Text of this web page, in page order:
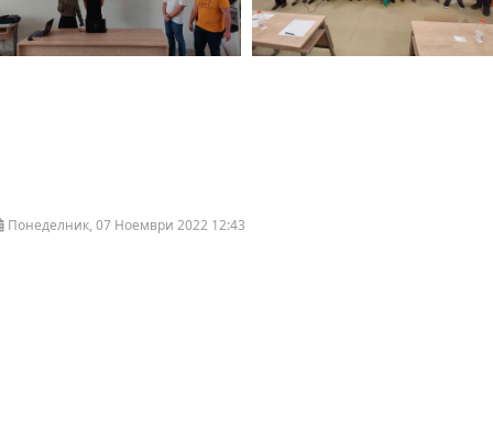
Понеделник, 07 Ноември 2022 12:43